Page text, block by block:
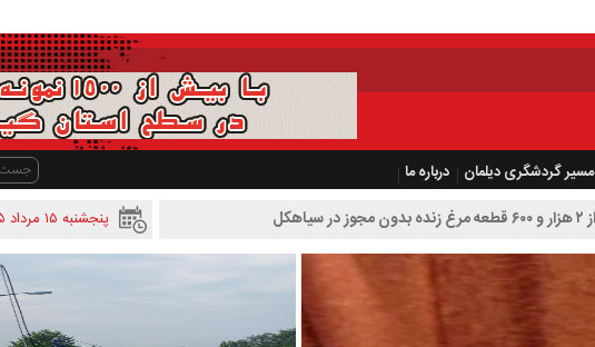
مسیر گردشگری دیلمان
درباره ما
پنجشنبه ۱۵ مرداد ۱۴۰۵ - ساعت